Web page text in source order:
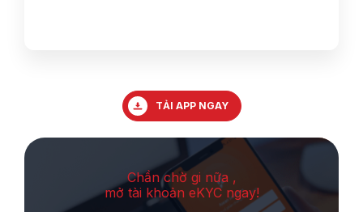
TẢI APP NGAY
Chần chờ gi nữa ,
mở tài khoản eKYC ngay!